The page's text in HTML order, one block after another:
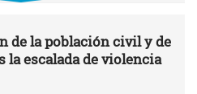
de la población civil y de
escalada de violencia